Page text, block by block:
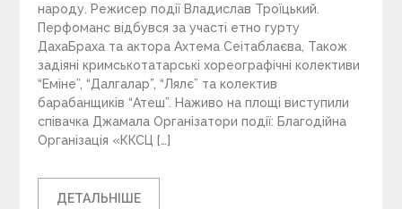
народу. Режисер події Владислав Троїцький.
Перфоманс відбувся за участі етно гурту
ДахаБраха та актора Ахтема Сеітаблаєва, Також
задіяні кримськотатарські хореографічні колективи
“Еміне”, “Далгалар”, “Лялє” та колектив
барабанщиків “Атеш”. Наживо на площі виступили
співачка Джамала Організатори події: Благодійна
Організація «ККСЦ […]
ДЕТАЛЬНІШЕ